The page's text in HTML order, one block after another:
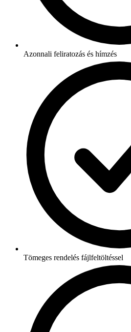
Azonnali feliratozás és hímzés
Tömeges rendelés fájlfeltöltéssel